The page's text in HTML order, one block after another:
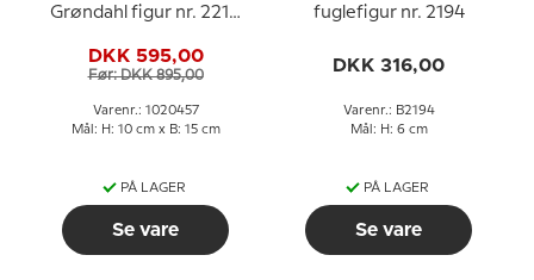
Grøndahl figur nr. 2210
DKK 595,00
Før: DKK 895,00
Varenr.: 1020457
Mål: H: 10 cm x B: 15 cm
PÅ LAGER
Se vare
fuglefigur nr. 2194
DKK 316,00
Varenr.: B2194
Mål: H: 6 cm
PÅ LAGER
Se vare